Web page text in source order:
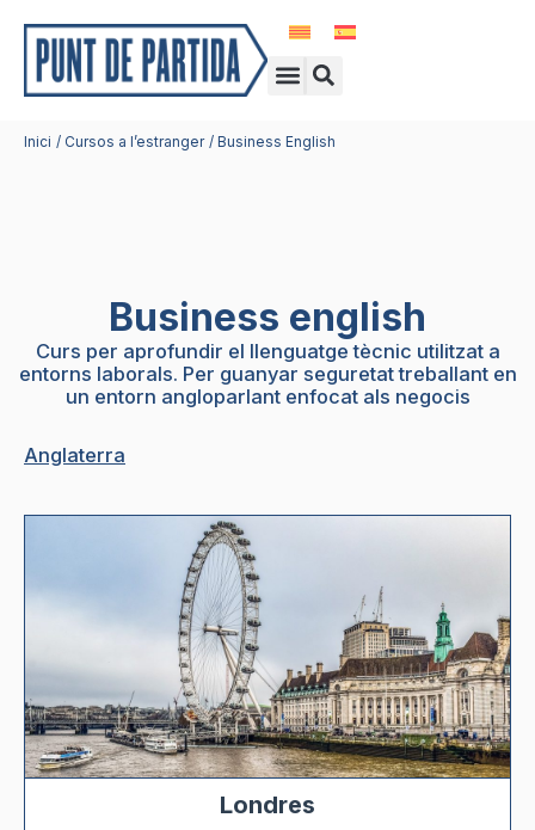
contingut
MenuSearch
Inici Cursos a l’estranger Business English
Business english
Curs per aprofundir el llenguatge tècnic utilitzat a
entorns laborals. Per guanyar seguretat treballant en
un entorn angloparlant enfocat als negocis
Anglaterra
Londres